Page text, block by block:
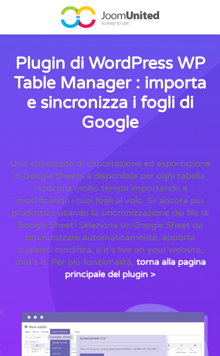
Salta al contenuto principale
Plugin di WordPress WP
Table Manager : importa
e sincronizza i fogli di
Google
Uno strumento di importazione ed esportazione
di Google Sheets è disponibile per ogni tabella,
risparmia molto tempo importando e
modificando i tuoi fogli al volo. Sii ancora più
produttivo usando la sincronizzazione dei file di
Google Sheet! Seleziona un Google Sheet da
sincronizzare automaticamente, apporta
qualsiasi modifica, e it's live on your website,
that's it. Per più funzionalità, torna alla pagina
principale del plugin >